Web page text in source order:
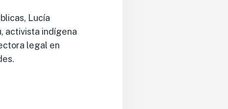
Lucía
activista indígena
legal en